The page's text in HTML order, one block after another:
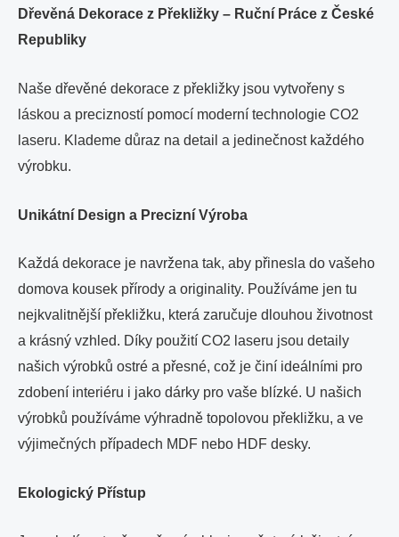
Dřevěná Dekorace z Překližky – Ruční Práce z České
Republiky
Naše dřevěné dekorace z překližky jsou vytvořeny s
láskou a precizností pomocí moderní technologie CO2
laseru. Klademe důraz na detail a jedinečnost každého
výrobku.
Unikátní Design a Precizní Výroba
Každá dekorace je navržena tak, aby přinesla do vašeho
domova kousek přírody a originality. Používáme jen tu
nejkvalitnější překližku, která zaručuje dlouhou životnost
a krásný vzhled. Díky použití CO2 laseru jsou detaily
našich výrobků ostré a přesné, což je činí ideálními pro
zdobení interiéru i jako dárky pro vaše blízké. U našich
výrobků používáme výhradně topolovou překližku, a ve
výjimečných případech MDF nebo HDF desky.
Ekologický Přístup